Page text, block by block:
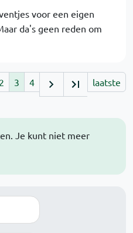
Je kunt niet meer
voor een eigen
da's geen reden om
2 3 4 laatste